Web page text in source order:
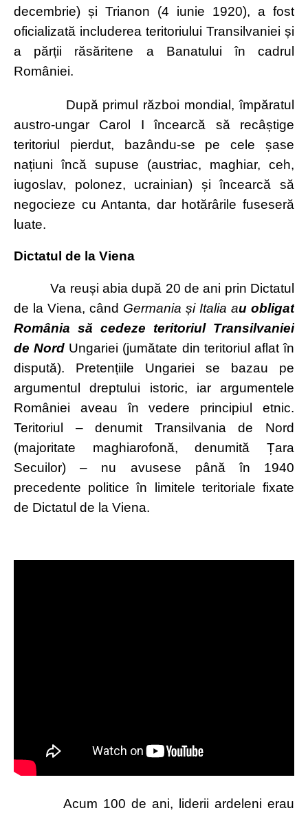
decembrie) și Trianon (4 iunie 1920), a fost
oficializată includerea teritoriului Transilvaniei și
a părții răsăritene a Banatului în cadrul
României.
După primul război mondial, împăratul
austro-ungar Carol I încearcă să recâștige
teritoriul pierdut, bazându-se pe cele șase
națiuni încă supuse (austriac, maghiar, ceh,
iugoslav, polonez, ucrainian) și încearcă să
negocieze cu Antanta, dar hotărârile fuseseră
luate.
Dictatul de la Viena
Va reuși abia după 20 de ani prin Dictatul
de la Viena, când Germania și Italia au obligat
România să cedeze teritoriul Transilvaniei
de Nord Ungariei (jumătate din teritoriul aflat în
dispută). Pretențiile Ungariei se bazau pe
argumentul dreptului istoric, iar argumentele
României aveau în vedere principiul etnic.
Teritoriul – denumit Transilvania de Nord
(majoritate maghiarofonă, denumită Țara
Secuilor) – nu avusese până în 1940
precedente politice în limitele teritoriale fixate
de Dictatul de la Viena.
Acum 100 de ani, liderii ardeleni erau